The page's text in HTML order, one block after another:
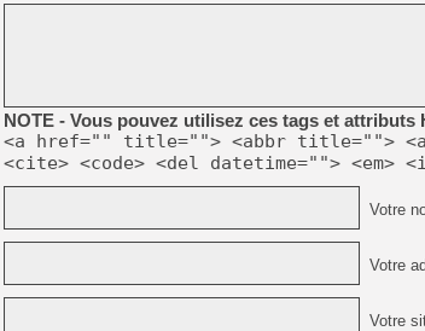
NOTE - Vous pouvez utilisez ces tags et attributs
<a href="" title=""> <abbr title="">
<cite> <code> <del datetime="">
Votre
Votre
Votre